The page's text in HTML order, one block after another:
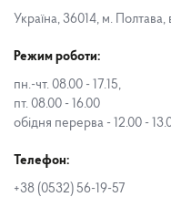
Україна, 36014, м. Полтава,
Режим роботи:
пн.-чт. 08.00 - 17.15,
пт. 08.00 - 16.00
обідня перерва - 12.00 -
Телефон:
+38 (0532) 56-19-57